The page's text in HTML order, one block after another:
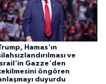
Hamas'ın
ve
İsrail'in Gazze'den
öngören
duyurdu